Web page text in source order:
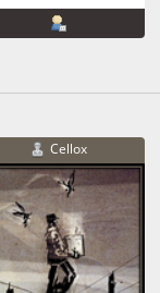
Cellox